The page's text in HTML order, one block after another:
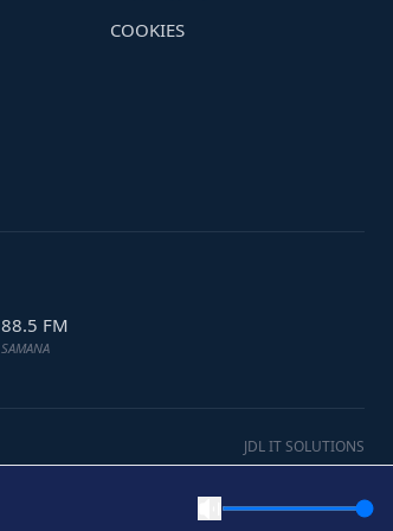
COOKIES
88.5 FM
SAMANA
JDL IT SOLUTIONS